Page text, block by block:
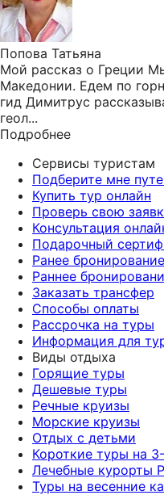
Попова Татьяна
Мой рассказ о Греции
Македонии. Едем по
гид Димитрус
геол...
Подробнее
Сервисы туристам
Подберите мне
Купить тур онлайн
Проверь свою
Консультация
Подарочный
Ранее
Раннее
Заказать трансфер
Способы оплаты
Рассрочка на туры
Информация для
Виды отдыха
Горящие туры
Дешевые туры
Речные круизы
Морские круизы
Отдых с детьми
Короткие туры на
Лечебные курорты
Туры на весенние